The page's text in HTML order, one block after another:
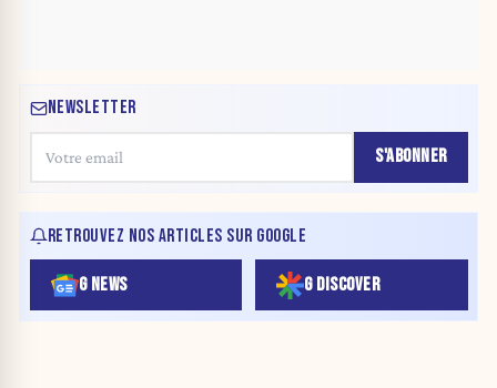
NEWSLETTER
S'ABONNER
RETROUVEZ NOS ARTICLES SUR GOOGLE
G NEWS G DISCOVER